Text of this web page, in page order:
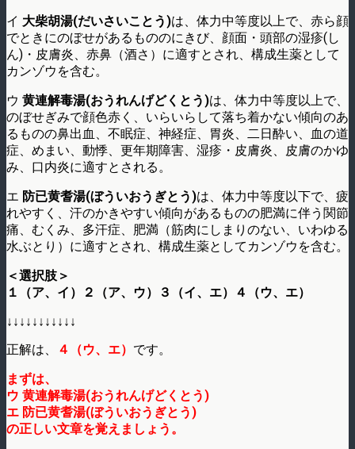
イ 大柴胡湯(だいさいことう)は、体力中等度以上で、赤ら顔
でときにのぼせがあるもののにきび、顔面・頭部の湿疹(し
ん)・皮膚炎、赤鼻（酒さ）に適すとされ、構成生薬として
カンゾウを含む。
ウ 黄連解毒湯(おうれんげどくとう)は、体力中等度以上で、
のぼせぎみで顔色赤く、いらいらして落ち着かない傾向のあ
るものの鼻出血、不眠症、神経症、胃炎、二日酔い、血の道
症、めまい、動悸、更年期障害、湿疹・皮膚炎、皮膚のかゆ
み、口内炎に適すとされる。
エ 防已黄耆湯(ぼういおうぎとう)は、体力中等度以下で、疲
れやすく、汗のかきやすい傾向があるものの肥満に伴う関節
痛、むくみ、多汗症、肥満（筋肉にしまりのない、いわゆる
水ぶとり）に適すとされ、構成生薬としてカンゾウを含む。
＜選択肢＞
１（ア、イ）２（ア、ウ）３（イ、エ）４（ウ、エ）
↓↓↓↓↓↓↓↓↓↓↓
正解は、
４（ウ、エ） です。
まずは、
ウ 黄連解毒湯(おうれんげどくとう)
エ 防已黄耆湯(ぼういおうぎとう)
の正しい文章を覚えましょう。